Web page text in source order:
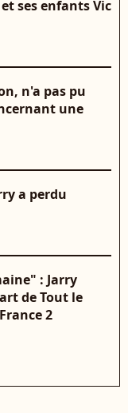
ses enfants Vic
n'a pas pu
une
a perdu
: Jarry
de Tout le
2